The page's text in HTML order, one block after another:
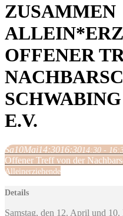
ZUSAMMEN
OFFENER
E.V.
Sa10Mai14:3016:3014:30 -
Offener Treff von der
Alleinerziehende
Details
Samstag, den 12. April und